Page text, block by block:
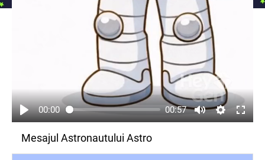
00:00 00:57
Mesajul Astronautului Astro